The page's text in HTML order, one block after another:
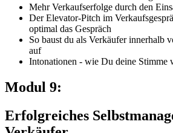
Mehr Verkaufserfolge durch den
Der Elevator-Pitch im
optimal das Gespräch
So baust du als Verkäufer innerhalb
auf
Intonationen - wie Du deine Stimme
Modul 9:
Erfolgreiches